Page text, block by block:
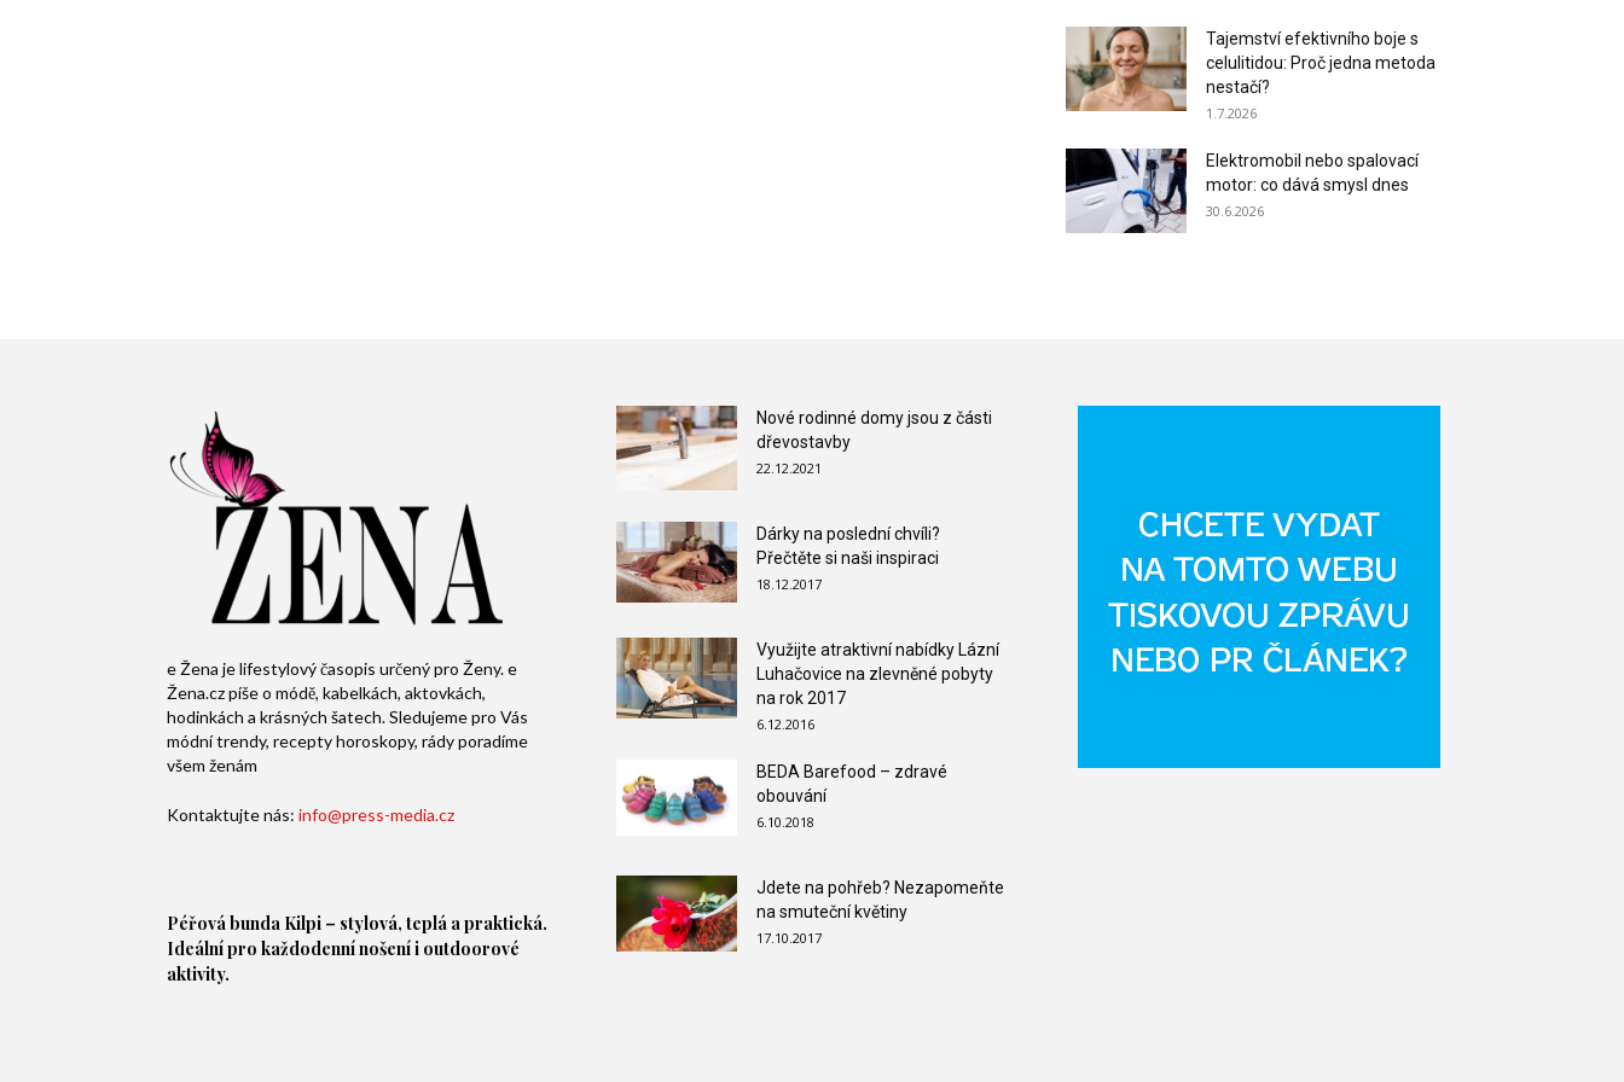
Tajemství efektivního boje s
celulitidou: Proč jedna metoda
nestačí?
1.7.2026
Elektromobil nebo spalovací
motor: co dává smysl dnes
30.6.2026
e Žena je lifestylový časopis určený pro Ženy. e
Žena.cz píše o módě, kabelkách, aktovkách,
hodinkách a krásných šatech. Sledujeme pro Vás
módní trendy, recepty horoskopy, rády poradíme
všem ženám
Kontaktujte nás: info@press-media.cz
Péřová bunda Kilpi – stylová, teplá a praktická.
Ideální pro každodenní nošení i outdoorové
aktivity.
Nové rodinné domy jsou z části
dřevostavby
22.12.2021
Dárky na poslední chvíli?
Přečtěte si naši inspiraci
18.12.2017
Využijte atraktivní nabídky Lázní
Luhačovice na zlevněné pobyty
na rok 2017
6.12.2016
BEDA Barefood – zdravé
obouvání
6.10.2018
Jdete na pohřeb? Nezapomeňte
na smuteční květiny
17.10.2017